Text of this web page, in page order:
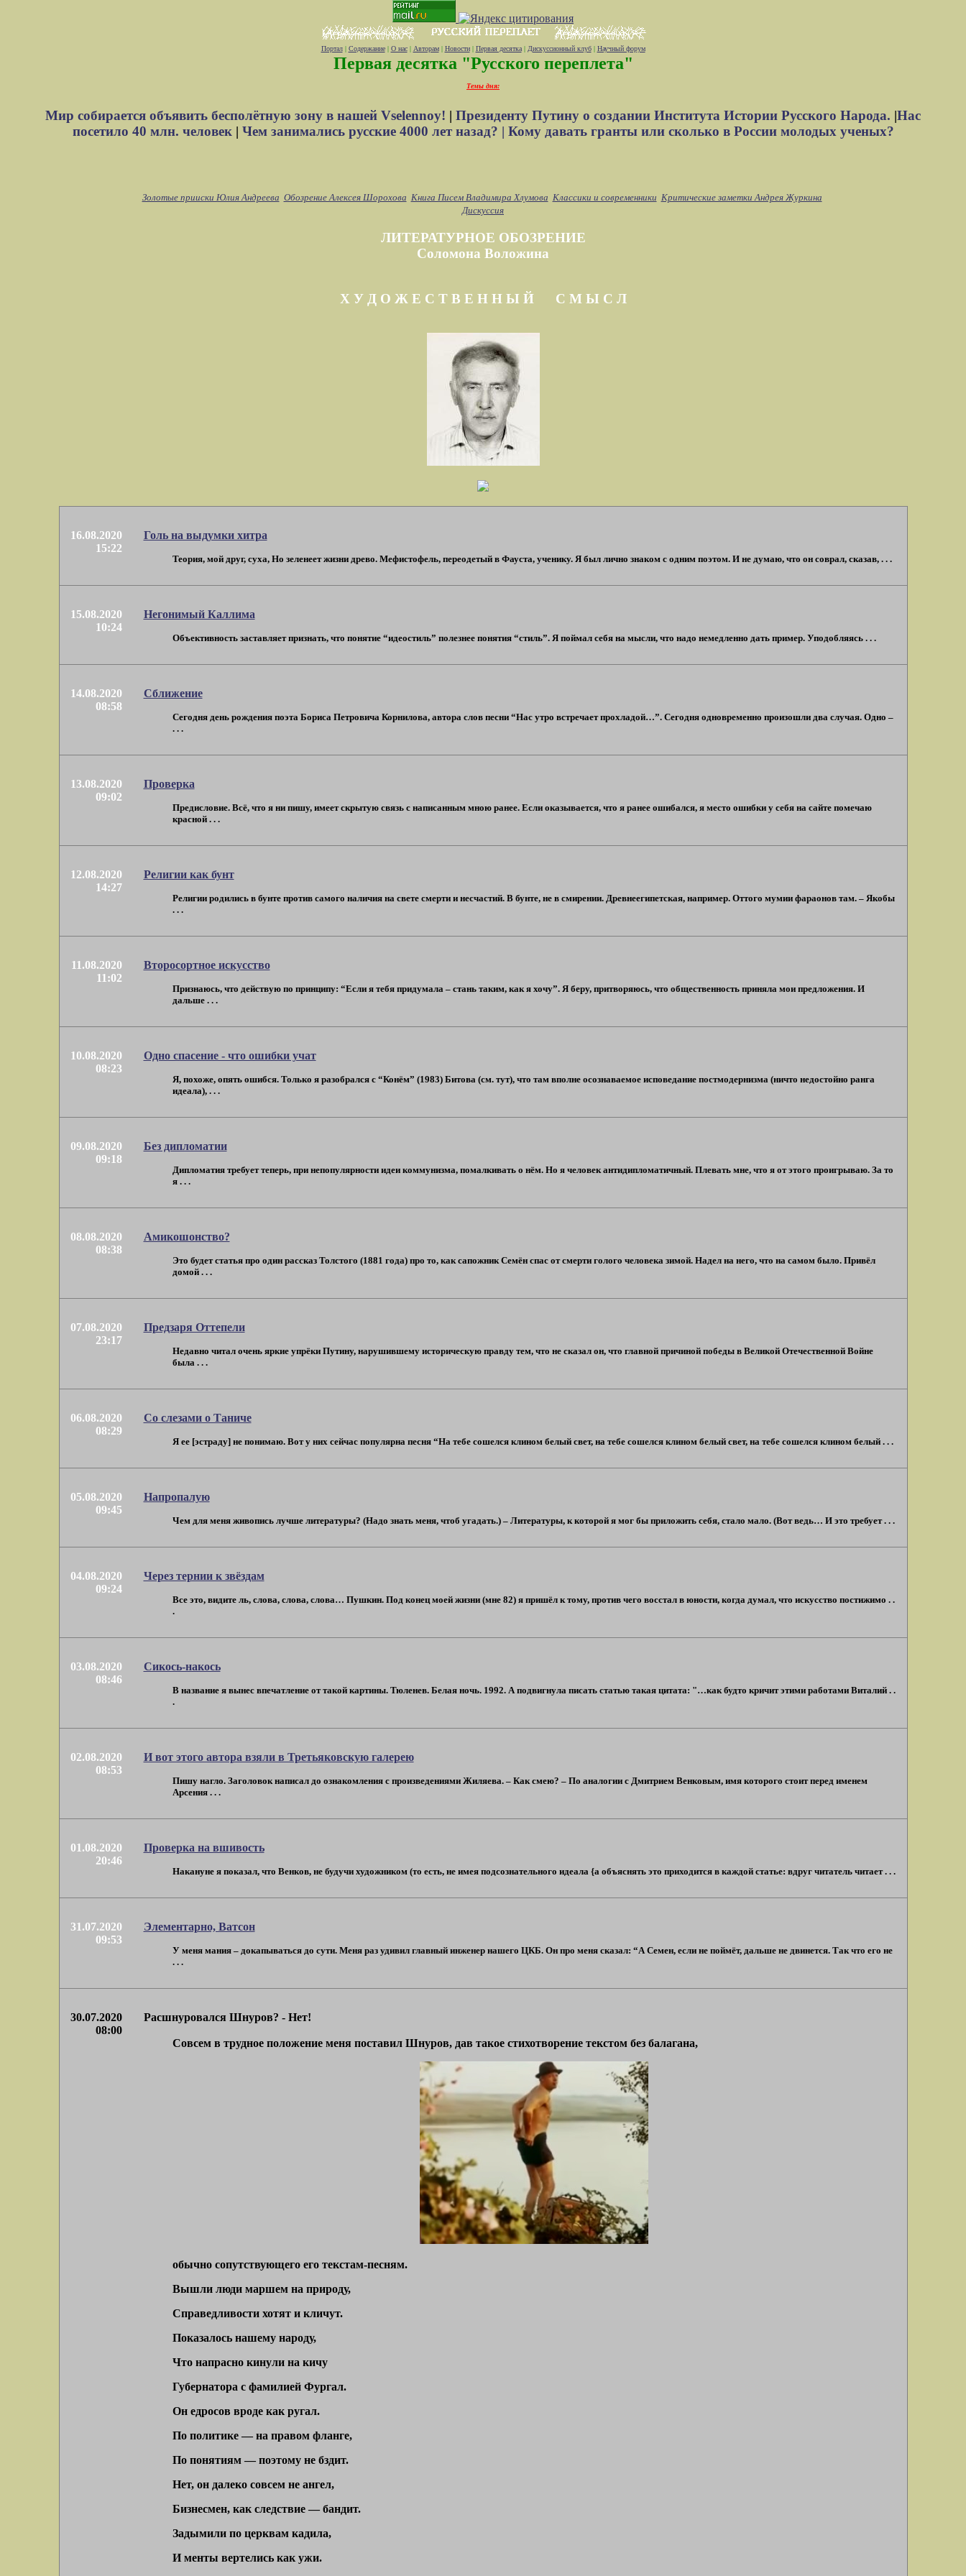
Портал| Содержание| О нас| Авторам| Новости| Первая десятка| Дискуссионный клуб| Научный форум
Первая десятка "Русского переплета"
Темы дня:
Мир собирается объявить бесполётную зону в нашей Vselennoy! | Президенту Путину о создании Института Истории Русского Народа. |Нас
посетило 40 млн. человек| Чем занимались русские 4000 лет назад? | Кому давать гранты или сколько в России молодых ученых?
Золотые прииски Юлия Андреева Обозрение Алексея Шорохова Книга Писем Владимира Хлумова Классики и современники Критические заметки Андрея Журкина
Дискуссия
ЛИТЕРАТУРНОЕ ОБОЗРЕНИЕ
Соломона Воложина
Х У Д О Ж Е С Т В Е Н Н Ы Й С М Ы С Л
16.08.2020
15:22
Голь на выдумки хитра
Теория, мой друг, суха, Но зеленеет жизни древо. Мефистофель, переодетый в Фауста, ученику. Я был лично знаком с одним поэтом. И не думаю, что он соврал, сказав, . . .
15.08.2020
10:24
Негонимый Каллима
Объективность заставляет признать, что понятие “идеостиль” полезнее понятия “стиль”. Я поймал себя на мысли, что надо немедленно дать пример. Уподобляясь . . .
14.08.2020
08:58
Сближение
Сегодня день рождения поэта Бориса Петровича Корнилова, автора слов песни “Нас утро встречает прохладой…”. Сегодня одновременно произошли два случая. Одно –
. . .
13.08.2020
09:02
Проверка
Предисловие. Всё, что я ни пишу, имеет скрытую связь с написанным мною ранее. Если оказывается, что я ранее ошибался, я место ошибки у себя на сайте помечаю
красной . . .
12.08.2020
14:27
Религии как бунт
Религии родились в бунте против самого наличия на свете смерти и несчастий. В бунте, не в смирении. Древнеегипетская, например. Оттого мумии фараонов там. – Якобы
. . .
11.08.2020
11:02
Второсортное искусство
Признаюсь, что действую по принципу: “Если я тебя придумала – стань таким, как я хочу”. Я беру, притворяюсь, что общественность приняла мои предложения. И
дальше . . .
10.08.2020
08:23
Одно спасение - что ошибки учат
Я, похоже, опять ошибся. Только я разобрался с “Конём” (1983) Битова (см. тут), что там вполне осознаваемое исповедание постмодернизма (ничто недостойно ранга
идеала), . . .
09.08.2020
09:18
Без дипломатии
Дипломатия требует теперь, при непопулярности идеи коммунизма, помалкивать о нём. Но я человек антидипломатичный. Плевать мне, что я от этого проигрываю. За то
я . . .
08.08.2020
08:38
Амикошонство?
Это будет статья про один рассказ Толстого (1881 года) про то, как сапожник Семён спас от смерти голого человека зимой. Надел на него, что на самом было. Привёл
домой . . .
07.08.2020
23:17
Предзаря Оттепели
Недавно читал очень яркие упрёки Путину, нарушившему историческую правду тем, что не сказал он, что главной причиной победы в Великой Отечественной Войне
была . . .
06.08.2020
08:29
Со слезами о Таниче
Я ее [эстраду] не понимаю. Вот у них сейчас популярна песня “На тебе сошелся клином белый свет, на тебе сошелся клином белый свет, на тебе сошелся клином белый . . .
05.08.2020
09:45
Напропалую
Чем для меня живопись лучше литературы? (Надо знать меня, чтоб угадать.) – Литературы, к которой я мог бы приложить себя, стало мало. (Вот ведь… И это требует . . .
04.08.2020
09:24
Через тернии к звёздам
Все это, видите ль, слова, слова, слова… Пушкин. Под конец моей жизни (мне 82) я пришёл к тому, против чего восстал в юности, когда думал, что искусство постижимо . .
.
03.08.2020
08:46
Сикось-накось
В название я вынес впечатление от такой картины. Тюленев. Белая ночь. 1992. А подвигнула писать статью такая цитата: "…как будто кричит этими работами Виталий . .
.
02.08.2020
08:53
И вот этого автора взяли в Третьяковскую галерею
Пишу нагло. Заголовок написал до ознакомления с произведениями Жиляева. – Как смею? – По аналогии с Дмитрием Венковым, имя которого стоит перед именем
Арсения . . .
01.08.2020
20:46
Проверка на вшивость
Накануне я показал, что Венков, не будучи художником (то есть, не имея подсознательного идеала {а объяснять это приходится в каждой статье: вдруг читатель читает . . .
31.07.2020
09:53
Элементарно, Ватсон
У меня мания – докапываться до сути. Меня раз удивил главный инженер нашего ЦКБ. Он про меня сказал: “А Семен, если не поймёт, дальше не двинется. Так что его не
. . .
30.07.2020
08:00
Расшнуровался Шнуров? - Нет!
Совсем в трудное положение меня поставил Шнуров, дав такое стихотворение текстом без балагана,
обычно сопутствующего его текстам-песням.
Вышли люди маршем на природу,
Справедливости хотят и кличут.
Показалось нашему народу,
Что напрасно кинули на кичу
Губернатора с фамилией Фургал.
Он едросов вроде как ругал.
По политике — на правом фланге,
По понятиям — поэтому не бздит.
Нет, он далеко совсем не ангел,
Бизнесмен, как следствие — бандит.
Задымили по церквам кадила,
И менты вертелись как ужи.